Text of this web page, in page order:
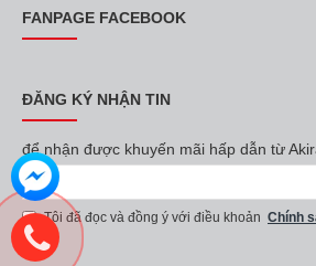
MST:0107626914
HỒ CHÍ MINH:
Điện thoại:(028) 6658 0203
Email:
Khiếu nại dịch vụ:0967 719 333